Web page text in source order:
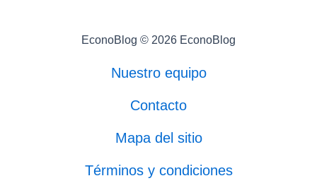
EconoBlog © 2026 EconoBlog
Nuestro equipo
Contacto
Mapa del sitio
Términos y condiciones